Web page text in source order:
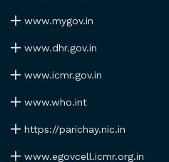
www.mygov.in
www.dhr.gov.in
www.icmr.gov.in
www.who.int
https://parichay.nic.in
www.egovcell.icmr.org.in